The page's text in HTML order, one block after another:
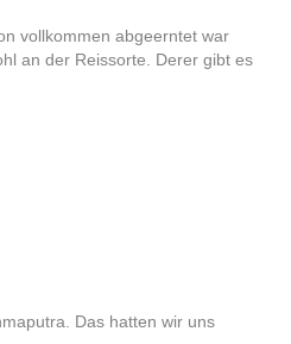
vollkommen abgeerntet war
an der Reissorte. Derer gibt es
Das hatten wir uns